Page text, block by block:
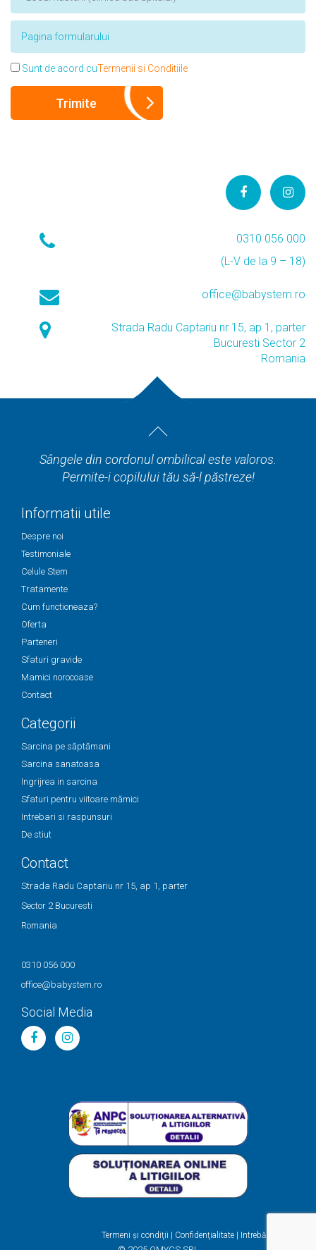
Sunt de acord cuTermenii si Conditiile
0310 056 000
(L-V de la 9 – 18)
office@babystem.ro
Strada Radu Captariu nr 15, ap 1, parter
Bucuresti Sector 2
Romania
Sângele din cordonul ombilical este valoros.
Permite-i copilului tău să-l păstreze!
Informatii utile
Despre noi
Testimoniale
Celule Stem
Tratamente
Cum functioneaza?
Oferta
Parteneri
Sfaturi gravide
Mamici norocoase
Contact
Categorii
Sarcina pe săptămani
Sarcina sanatoasa
Ingrijrea in sarcina
Sfaturi pentru viitoare mămici
Intrebari si raspunsuri
De stiut
Contact
Strada Radu Captariu nr 15, ap 1, parter
Sector 2 Bucuresti
Romania
0310 056 000
office@babystem.ro
Social Media
Termeni şi condiţii | Confidenţialitate | Intrebări frecvente